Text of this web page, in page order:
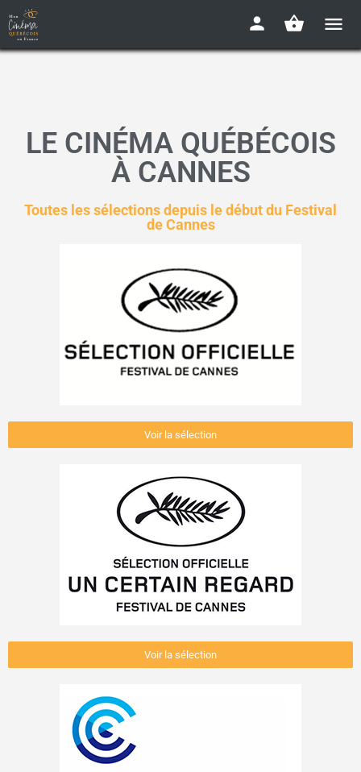
LE CINÉMA QUÉBÉCOIS
À CANNES
Toutes les sélections depuis le début du Festival
de Cannes
Voir la sélection
Voir la sélection